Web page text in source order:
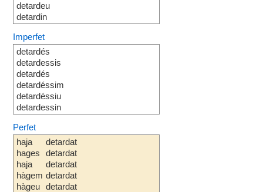
detardeu
detardin
Imperfet
detardés
detardessis
detardés
detardéssim
detardéssiu
detardessin
Perfet
haja
hages
haja
hàgem
hàgeu
detardat
detardat
detardat
detardat
detardat